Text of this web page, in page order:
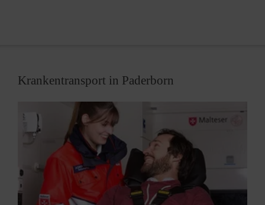
Krankentransport in Paderborn